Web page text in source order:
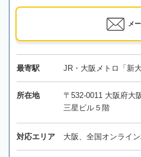
メ
最寄駅 JR・大阪メトロ「新
所在地
〒532-0011 大阪府大
三星ビル５階
対応エリア 大阪、全国オンライ